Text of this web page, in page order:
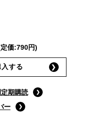
入する